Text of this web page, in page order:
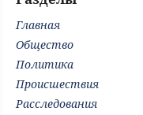
Главная
Общество
Политика
Происшествия
Расследования